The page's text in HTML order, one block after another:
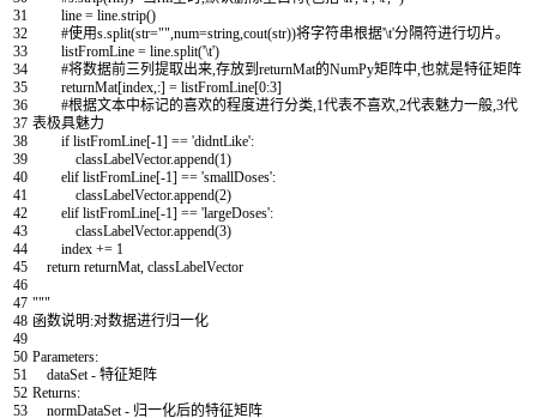
31
32
33
34
35
36
37
38
39
40
41
42
43
44
45
46
47
48
49
50
51
52
53
line = line strip()
#使用s.split(str="",num=string,cout(str))将字符串根据'\t'分隔符进行切片。
listFromLine = line split('\t')
#将数据前三列提取出来,存放到returnMat的NumPy矩阵中,也就是特征矩阵
returnMat[index :] = listFromLine[0:3]
#根据文本中标记的喜欢的程度进行分类,1代表不喜欢,2代表魅力一般,3代
表极具魅力
if listFromLine[-1] == 'didntLike':
classLabelVector.append(1)
elif listFromLine[-1] == 'smallDoses':
classLabelVector.append(2)
elif listFromLine[-1] == 'largeDoses':
classLabelVector.append(3)
index += 1
return returnMat classLabelVector
"""
函数说明:对数据进行归一化
Parameters:
dataSet - 特征矩阵
Returns:
normDataSet - 归一化后的特征矩阵